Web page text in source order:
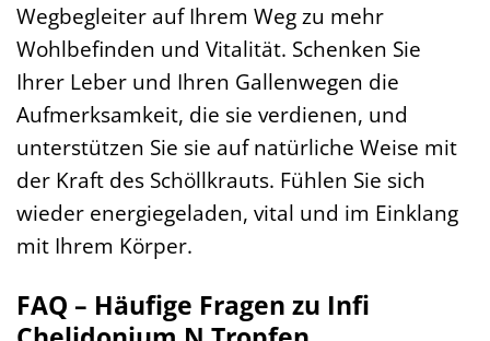
Wegbegleiter auf Ihrem Weg zu mehr
Wohlbefinden und Vitalität. Schenken Sie
Ihrer Leber und Ihren Gallenwegen die
Aufmerksamkeit, die sie verdienen, und
unterstützen Sie sie auf natürliche Weise mit
der Kraft des Schöllkrauts. Fühlen Sie sich
wieder energiegeladen, vital und im Einklang
mit Ihrem Körper.
FAQ – Häufige Fragen zu Infi